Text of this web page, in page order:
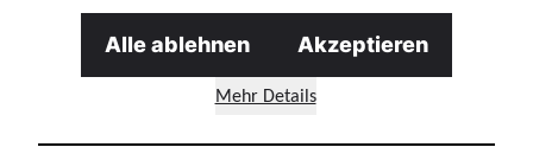
Mehr Details
Alle ablehnen Akzeptieren